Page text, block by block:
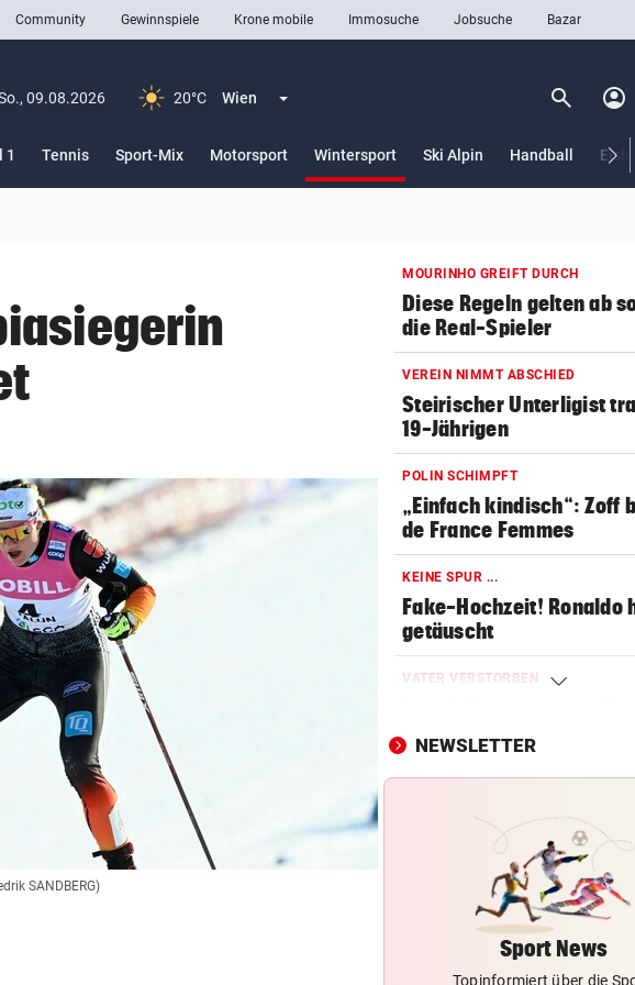
closeSchließen
Community Gewinnspiele Krone mobile Immosuche Jobsuche Bazar
aufklappen
09.08.2026 20°C Wien Menü aufklappen search Suchen
account_circle
1 Tennis Sport-Mix Motorsport Wintersport
Ski Alpin
Handball
SANDBERG)
MOURINHO GREIFT DURCH
Diese Regeln gelten ab
die Real-Spieler
VEREIN NIMMT ABSCHIED
Steirischer Unterligist
19-Jährigen
POLIN SCHIMPFT
„Einfach kindisch“: Zoff
de France Femmes
KEINE SPUR ...
Fake-Hochzeit! Ronaldo
getäuscht
VATER VERSTORBEN
Trauerfeier
WIRBEL UM PRÄSIDENTEN
gegen Infantino
OLYMPIA-HELD GSTREIN
„Ich bin immer noch der
geblieben“
FC RED BULL SALZBURG
NEWSLETTER
Sport News
Topinformiert über die